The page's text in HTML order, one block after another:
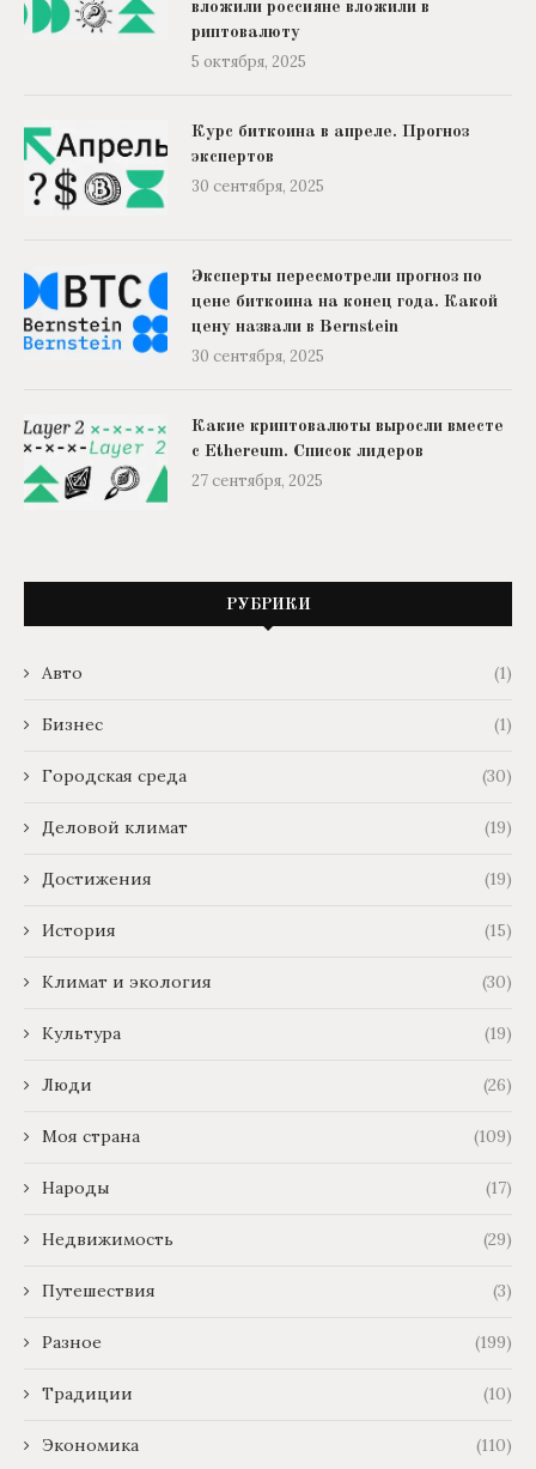
вложили россияне вложили в
риптовалюту
5 октября, 2025
Курс биткоина в апреле. Прогноз
экспертов
30 сентября, 2025
Эксперты пересмотрели прогноз по
цене биткоина на конец года. Какой
цену назвали в Bernstein
30 сентября, 2025
Какие криптовалюты выросли вместе
с Ethereum. Список лидеров
27 сентября, 2025
РУБРИКИ
Авто (1)
Бизнес (1)
Городская среда (30)
Деловой климат (19)
Достижения (19)
История (15)
Климат и экология (30)
Культура (19)
Люди (26)
Моя страна (109)
Народы (17)
Недвижимость (29)
Путешествия (3)
Разное (199)
Традиции (10)
Экономика (110)